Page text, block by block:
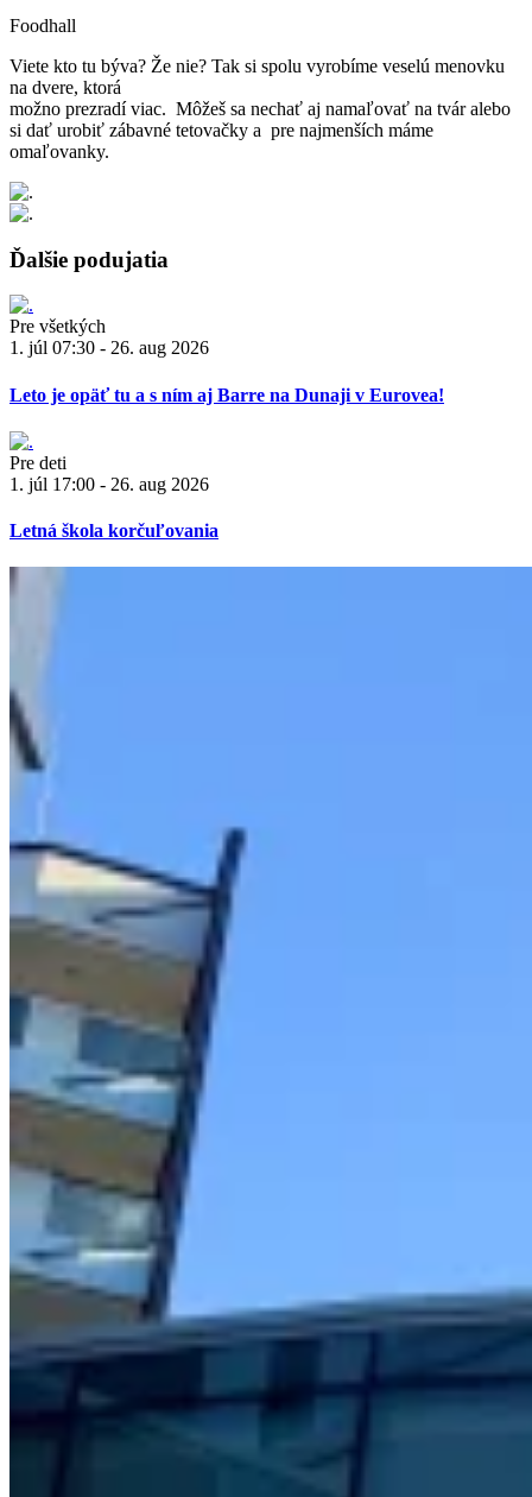
Foodhall
Viete kto tu býva? Že nie? Tak si spolu vyrobíme veselú menovku
na dvere, ktorá
možno prezradí viac. Môžeš sa nechať aj namaľovať na tvár alebo
si dať urobiť zábavné tetovačky a pre najmenších máme
omaľovanky.
Ďalšie podujatia
Pre všetkých
1. júl 07:30 - 26. aug 2026
Leto je opäť tu a s ním aj Barre na Dunaji v Eurovea!
Pre deti
1. júl 17:00 - 26. aug 2026
Letná škola korčuľovania